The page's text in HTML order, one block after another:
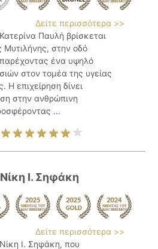
Δείτε περισσότερα >>
Παυλή βρίσκεται
Μυτιλήνης, στην οδό
ένα υψηλό
στον τομέα της υγείας
Η επιχείρηση δίνει
στην ανθρώπινη
...
Ι. Σηφάκη
Δείτε περισσότερα >>
Ι. Σηφάκη, που